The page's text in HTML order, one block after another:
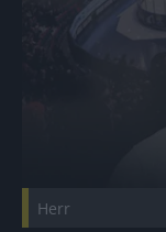
Herr